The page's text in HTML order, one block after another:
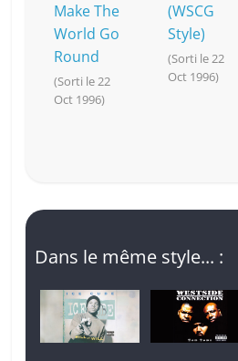
Make The
World Go
Round
(Sorti le 22
Oct 1996)
(WSCG
Style)
(Sorti le 22
Oct 1996)
Dans le même style... :